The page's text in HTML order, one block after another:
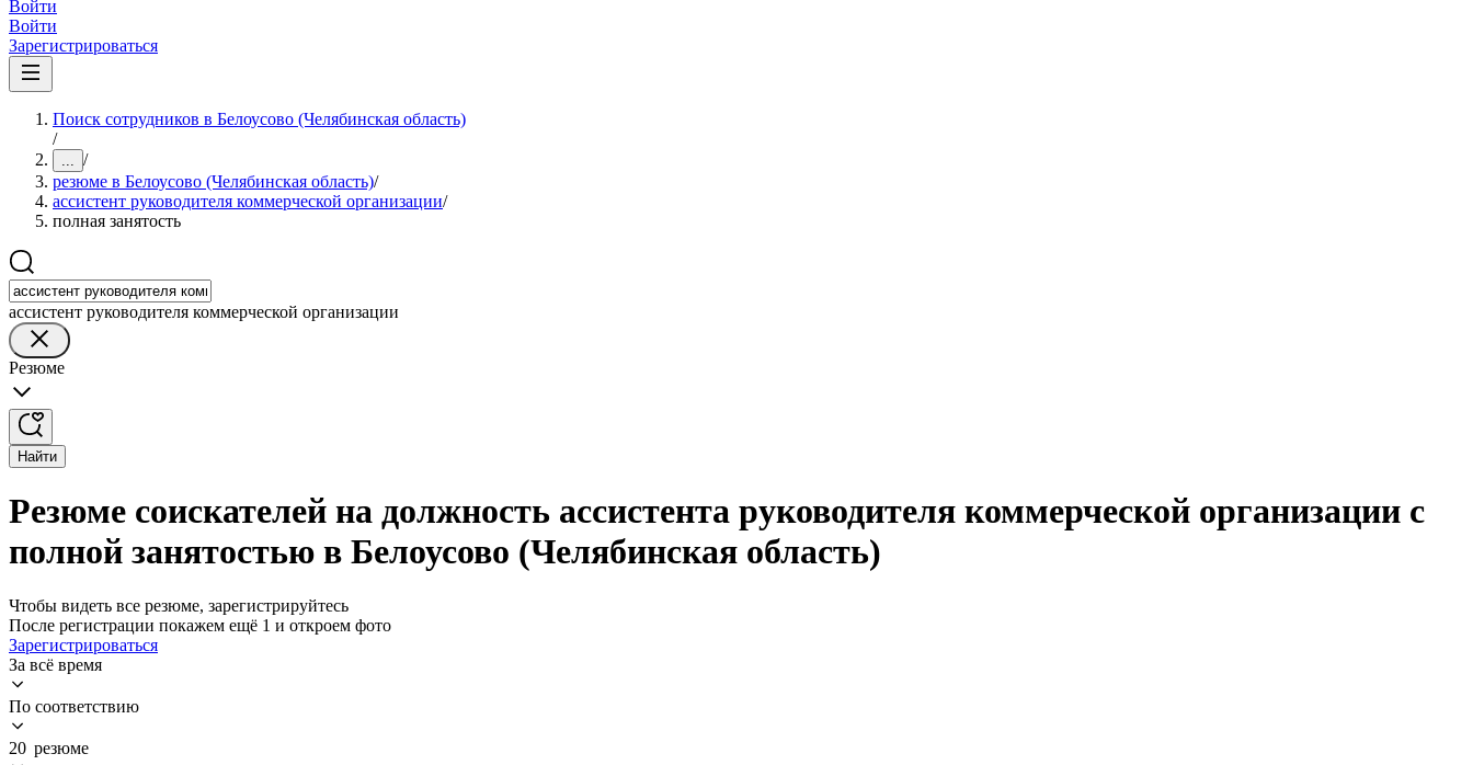
Войти
Войти
Зарегистрироваться
Поиск сотрудников в Белоусово (Челябинская область)
/
... /
резюме в Белоусово (Челябинская область)/
ассистент руководителя коммерческой организации/
полная занятость
ассистент руководителя коммерческой организации
Резюме
Найти
Резюме соискателей на должность ассистента руководителя коммерческой организации с
полной занятостью в Белоусово (Челябинская область)
Чтобы видеть все резюме, зарегистрируйтесь
После регистрации покажем ещё 1 и откроем фото
Зарегистрироваться
За всё время
По соответствию
20 резюме